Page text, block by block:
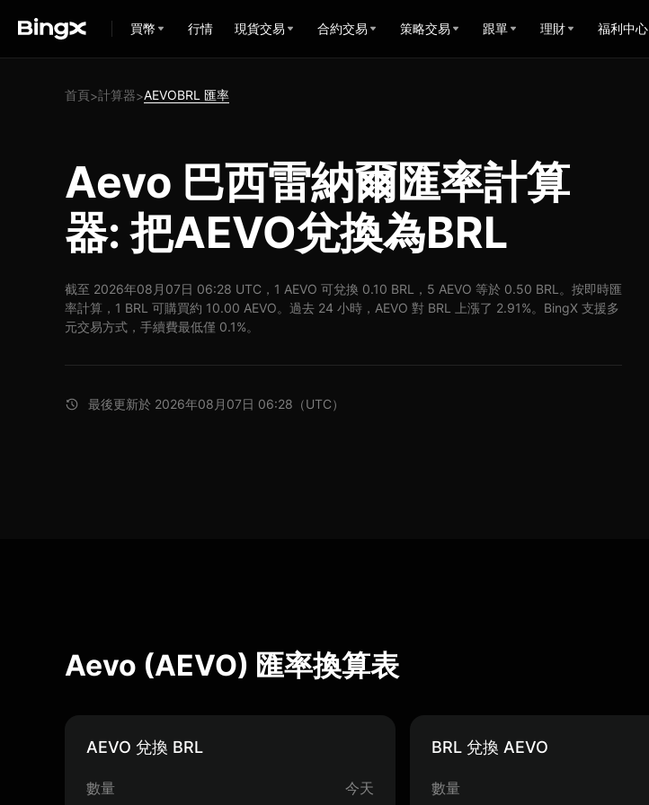
買幣 行情 現貨交易 合約交易 策略交易 跟單 理財 福利中心
首頁>計算器>AEVOBRL 匯率
Aevo 巴西雷納爾匯率計算
器: 把AEVO兌換為BRL
截至 2026年08月07日 06:28 UTC，1 AEVO 可兌換 0.10 BRL，5 AEVO 等於 0.50 BRL。按即時匯
率計算，1 BRL 可購買約 10.00 AEVO。過去 24 小時，AEVO 對 BRL 上漲了 2.91%。BingX 支援多
元交易方式，手續費最低僅 0.1%。
最後更新於 2026年08月07日 06:28（UTC）
Aevo (AEVO) 匯率換算表
AEVO 兌換 BRL
數量 今天
BRL 兌換 AEVO
數量